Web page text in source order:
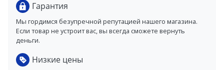
Гарантия
Мы гордимся безупречной репутацией нашего магазина.
Если товар не устроит вас, вы всегда сможете вернуть
деньги.
Низкие цены